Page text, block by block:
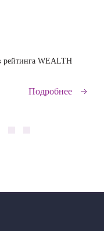
рейтинга WEALTH
Подробнее